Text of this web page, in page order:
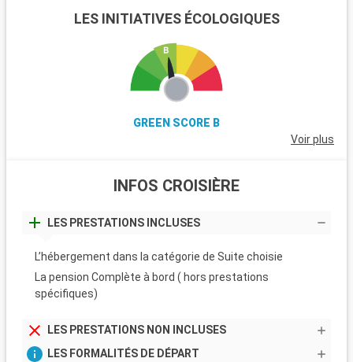
LES INITIATIVES ÉCOLOGIQUES
GREEN SCORE B
Voir plus
INFOS CROISIÈRE
LES PRESTATIONS INCLUSES
L’hébergement dans la catégorie de Suite choisie
La pension Complète à bord ( hors prestations
spécifiques)
LES PRESTATIONS NON INCLUSES
LES FORMALITÉS DE DÉPART